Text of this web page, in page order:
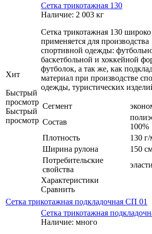
Хит
Быстрый
просмотр
Быстрый
просмотр
Сетка трикотажная 130
Наличие: 2 003 кг
Сетка трикотажная 130 широко
применяется для производства
спортивной одежды:
баскетбольной и хоккейной
футболок, а так же, как
материал при производстве
одежды, туристических
Сегмент
Состав
100%
Плотность
130 г/
Ширина рулона
150
Потребительские
свойства
Характеристики
Сравнить
Сетка трикотажная подкладочная СП 01
Сетка трикотажная
Наличие: много